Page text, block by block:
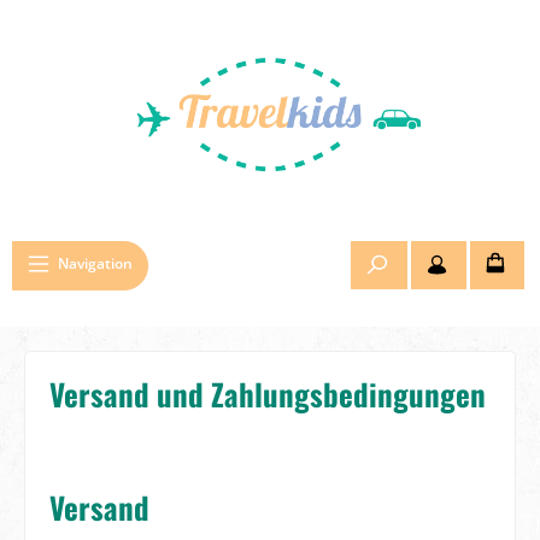
Navigation
Versand und Zahlungsbedingungen
Versand